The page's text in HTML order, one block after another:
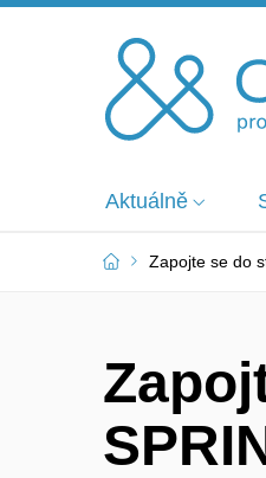
Aktuálně
Zapojte se do